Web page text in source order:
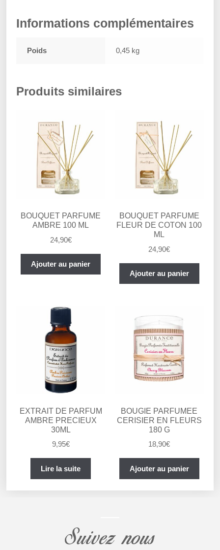
Informations complémentaires
Poids 0,45 kg
Produits similaires
BOUQUET PARFUME
AMBRE 100 ML
24,90€
Ajouter au panier
BOUQUET PARFUME
FLEUR DE COTON 100
ML
24,90€
Ajouter au panier
EXTRAIT DE PARFUM
AMBRE PRECIEUX
30ML
9,95€
Lire la suite
BOUGIE PARFUMEE
CERISIER EN FLEURS
180 G
18,90€
Ajouter au panier
Suivez nous